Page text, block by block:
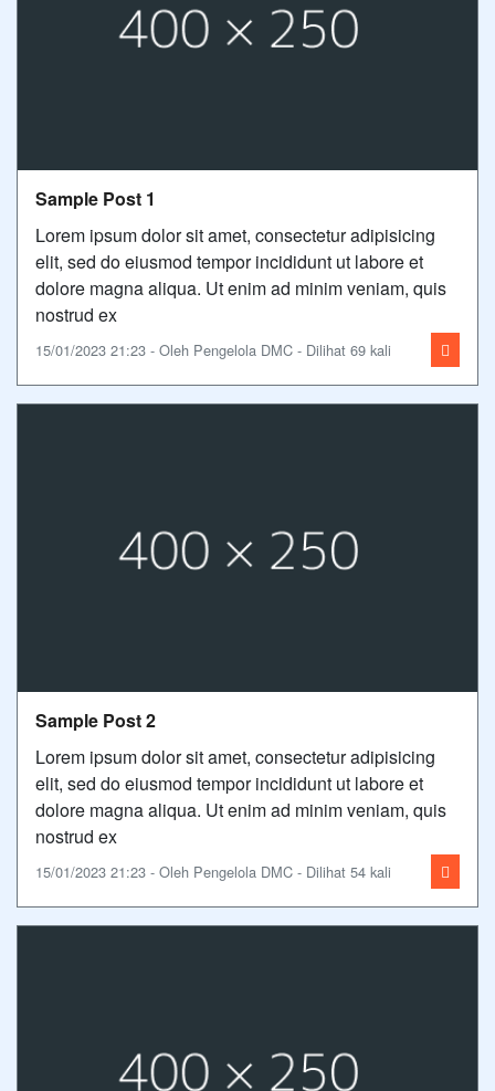
Sample Post 1
Lorem ipsum dolor sit amet, consectetur adipisicing
elit, sed do eiusmod tempor incididunt ut labore et
dolore magna aliqua. Ut enim ad minim veniam, quis
nostrud ex
15/01/2023 21:23 - Oleh Pengelola DMC - Dilihat 69 kali
Sample Post 2
Lorem ipsum dolor sit amet, consectetur adipisicing
elit, sed do eiusmod tempor incididunt ut labore et
dolore magna aliqua. Ut enim ad minim veniam, quis
nostrud ex
15/01/2023 21:23 - Oleh Pengelola DMC - Dilihat 54 kali